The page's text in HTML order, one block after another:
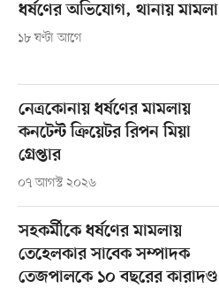
ধর্ষণের অভিযোগ, থানায় মামলা
১৮ ঘণ্টা আগে
নেত্রকোনায় ধর্ষণের মামলায়
কনটেন্ট ক্রিয়েটর রিপন মিয়া
গ্রেপ্তার
০৭ আগস্ট ২০২৬
সহকর্মীকে ধর্ষণের মামলায়
তেহেলকার সাবেক সম্পাদক
তেজপালকে ১০ বছরের কারাদণ্ড